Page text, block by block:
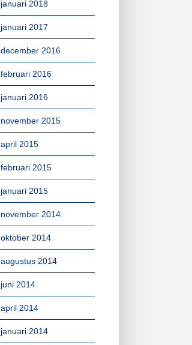
januari 2018
januari 2017
december 2016
februari 2016
januari 2016
november 2015
april 2015
februari 2015
januari 2015
november 2014
oktober 2014
augustus 2014
juni 2014
april 2014
januari 2014